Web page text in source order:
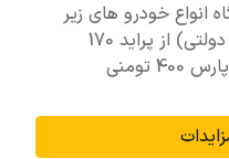
دستگاه انواع خودرو های زیر
قیمت (سازمان دولتی) از پراید 170
تومنی